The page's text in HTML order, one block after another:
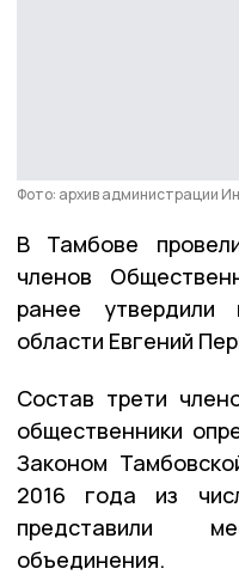
Фото: архив администрации
В Тамбове
членов
ранее утвердили
области Евгений
Состав трети
общественники
Законом
2016 года из
представили
объединения.